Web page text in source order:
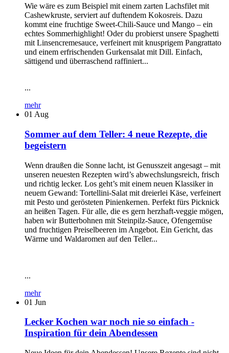
Wie wäre es zum Beispiel mit einem zarten Lachsfilet mit
Cashewkruste, serviert auf duftendem Kokosreis. Dazu
kommt eine fruchtige Sweet-Chili-Sauce und Mango – ein
echtes Sommerhighlight! Oder du probierst unsere Spaghetti
mit Linsencremesauce, verfeinert mit knusprigem Pangrattato
und einem erfrischenden Gurkensalat mit Dill. Einfach,
sättigend und überraschend raffiniert...
...
mehr
01 Aug
Sommer auf dem Teller: 4 neue Rezepte, die
begeistern
Wenn draußen die Sonne lacht, ist Genusszeit angesagt – mit
unseren neuesten Rezepten wird’s abwechslungsreich, frisch
und richtig lecker. Los geht’s mit einem neuen Klassiker in
neuem Gewand: Tortellini-Salat mit dreierlei Käse, verfeinert
mit Pesto und gerösteten Pinienkernen. Perfekt fürs Picknick
an heißen Tagen. Für alle, die es gern herzhaft-veggie mögen,
haben wir Butterbohnen mit Steinpilz-Sauce, Ofengemüse
und fruchtigen Preiselbeeren im Angebot. Ein Gericht, das
Wärme und Waldaromen auf den Teller...
...
mehr
01 Jun
Lecker Kochen war noch nie so einfach -
Inspiration für dein Abendessen